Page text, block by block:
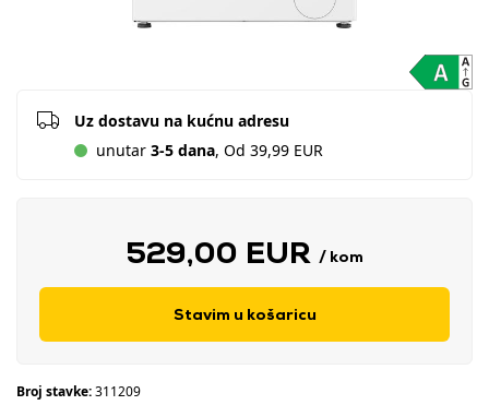
Uz dostavu na kućnu adresu
unutar 3-5 dana, Od 39,99 EUR
529,00 EUR / kom
Stavim u košaricu
Broj stavke:311209